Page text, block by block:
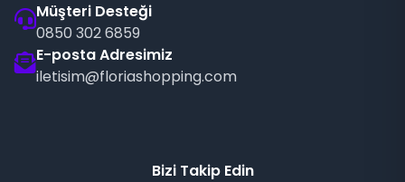
Müşteri Desteği
0850 302 6859
E-posta Adresimiz
iletisim@floriashopping.com
Bizi Takip Edin